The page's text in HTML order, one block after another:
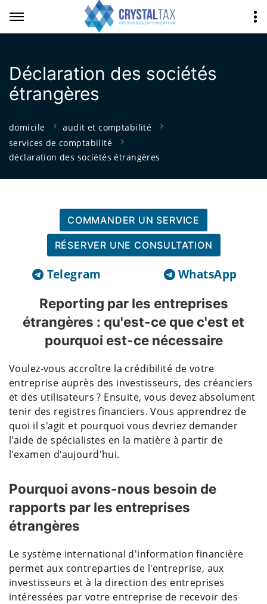
Déclaration des sociétés
étrangères
domicile
audit et comptabilité
services de comptabilité
déclaration des sociétés étrangères
COMMANDER UN SERVICE
RÉSERVER UNE CONSULTATION
Telegram WhatsApp
Reporting par les entreprises
étrangères : qu'est-ce que c'est et
pourquoi est-ce nécessaire
Voulez-vous accroître la crédibilité de votre
entreprise auprès des investisseurs, des créanciers
et des utilisateurs ? Ensuite, vous devez absolument
tenir des registres financiers. Vous apprendrez de
quoi il s'agit et pourquoi vous devriez demander
l'aide de spécialistes en la matière à partir de
l'examen d'aujourd'hui.
Pourquoi avons-nous besoin de
rapports par les entreprises
étrangères
Le système international d'information financière
permet aux contreparties de l'entreprise, aux
investisseurs et à la direction des entreprises
intéressées par votre entreprise de recevoir des